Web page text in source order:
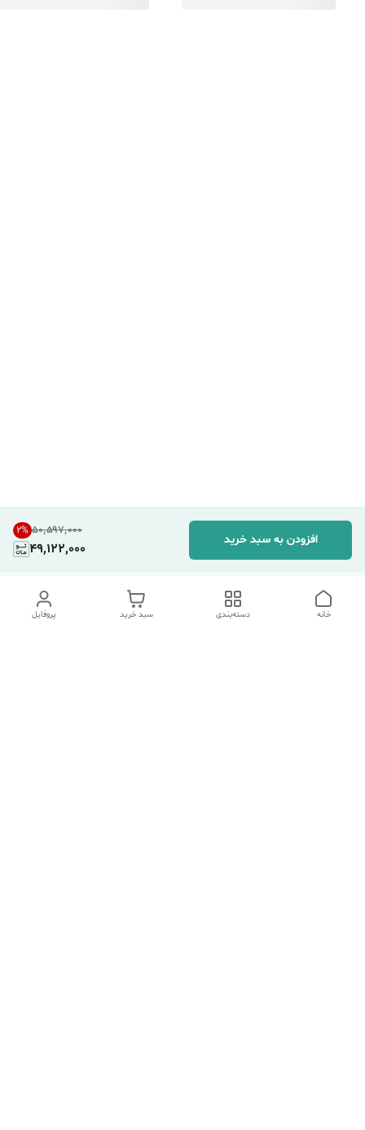
۵۰٬۵۹۷٬۰۰۰ 2%
49,122,000
افزودن به سبد خرید
پروفایل سبد خرید دسته‌بندی خانه